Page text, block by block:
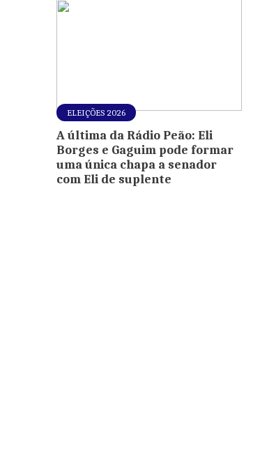
ELEIÇÕES 2026
A última da Rádio Peão: Eli
Borges e Gaguim pode formar
uma única chapa a senador
com Eli de suplente